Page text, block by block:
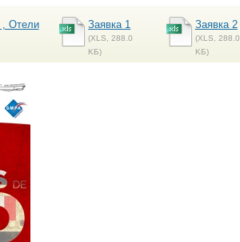
, Отели Заявка 1
(XLS, 288.0
KБ)
Заявка 2
(XLS, 288.0
KБ)